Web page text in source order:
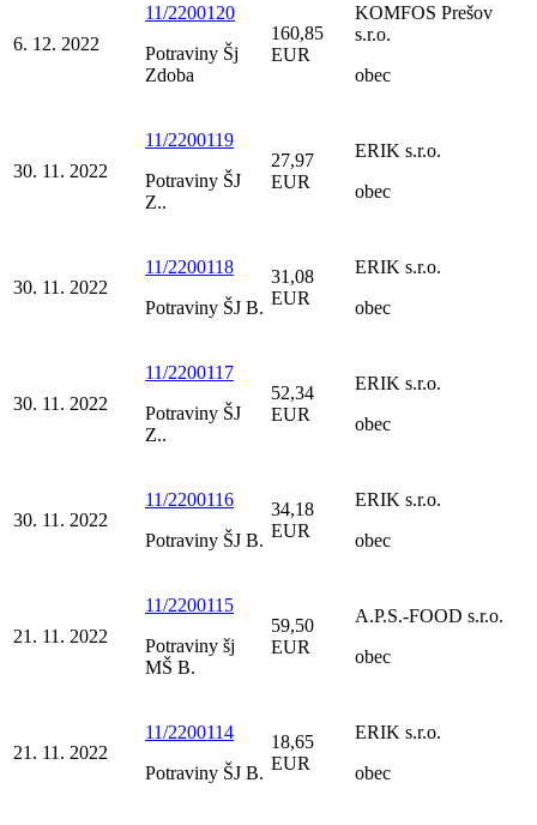
6. 12. 2022
11/2200120
Potraviny Šj
Zdoba
160,85
EUR
KOMFOS Prešov
s.r.o.
obec
30. 11. 2022
11/2200119
Potraviny ŠJ
Z..
27,97
EUR
ERIK s.r.o.
obec
30. 11. 2022
11/2200118
Potraviny ŠJ B.
31,08
EUR
ERIK s.r.o.
obec
30. 11. 2022
11/2200117
Potraviny ŠJ
Z..
52,34
EUR
ERIK s.r.o.
obec
30. 11. 2022
11/2200116
Potraviny ŠJ B.
34,18
EUR
ERIK s.r.o.
obec
21. 11. 2022
11/2200115
Potraviny šj
MŠ B.
59,50
EUR
A.P.S.-FOOD s.r.o.
obec
21. 11. 2022
11/2200114
Potraviny ŠJ B.
18,65
EUR
ERIK s.r.o.
obec